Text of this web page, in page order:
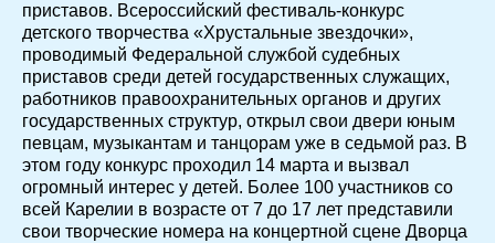
приставов. Всероссийский фестиваль-конкурс
детского творчества «Хрустальные звездочки»,
проводимый Федеральной службой судебных
приставов среди детей государственных служащих,
работников правоохранительных органов и других
государственных структур, открыл свои двери юным
певцам, музыкантам и танцорам уже в седьмой раз. В
этом году конкурс проходил 14 марта и вызвал
огромный интерес у детей. Более 100 участников со
всей Карелии в возрасте от 7 до 17 лет представили
свои творческие номера на концертной сцене Дворца